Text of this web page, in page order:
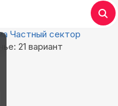
Частный сектор
21 вариант